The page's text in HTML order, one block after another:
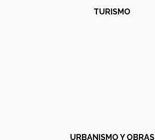
TURISMO
URBANISMO Y OBRAS